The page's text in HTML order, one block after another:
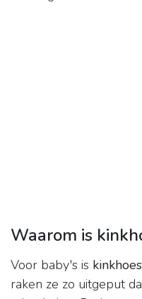
Waarom is
Voor baby's is
raken ze zo uitgeput